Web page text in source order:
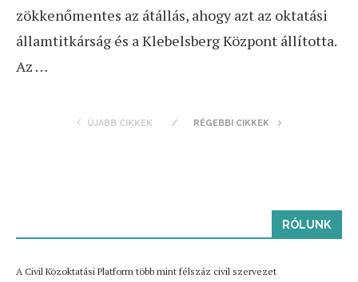
zökkenőmentes az átállás, ahogy azt az oktatási
államtitkárság és a Klebelsberg Központ állította.
Az …
ÚJABB CIKKEK RÉGEBBI CIKKEK
RÓLUNK
A Civil Közoktatási Platform több mint félszáz civil szervezet